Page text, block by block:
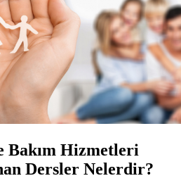
Bakım Hizmetleri
Dersler Nelerdir?